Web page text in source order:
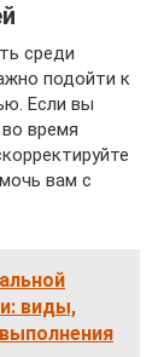
среди
подойти к
Если вы
время
вам с
виды,